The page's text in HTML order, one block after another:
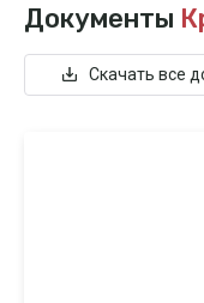
Документы
Скачать все